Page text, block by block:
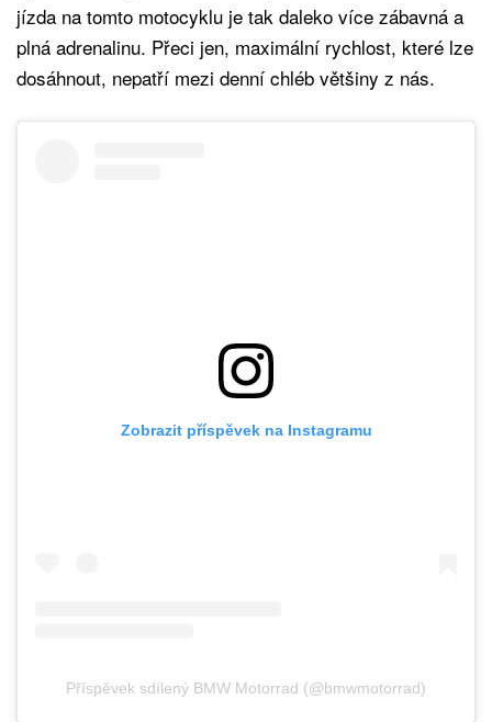
jízda na tomto motocyklu je tak daleko více zábavná a
plná adrenalinu. Přeci jen, maximální rychlost, které lze
dosáhnout, nepatří mezi denní chléb většiny z nás.
Zobrazit příspěvek na Instagramu
Příspěvek sdílený BMW Motorrad (@bmwmotorrad)